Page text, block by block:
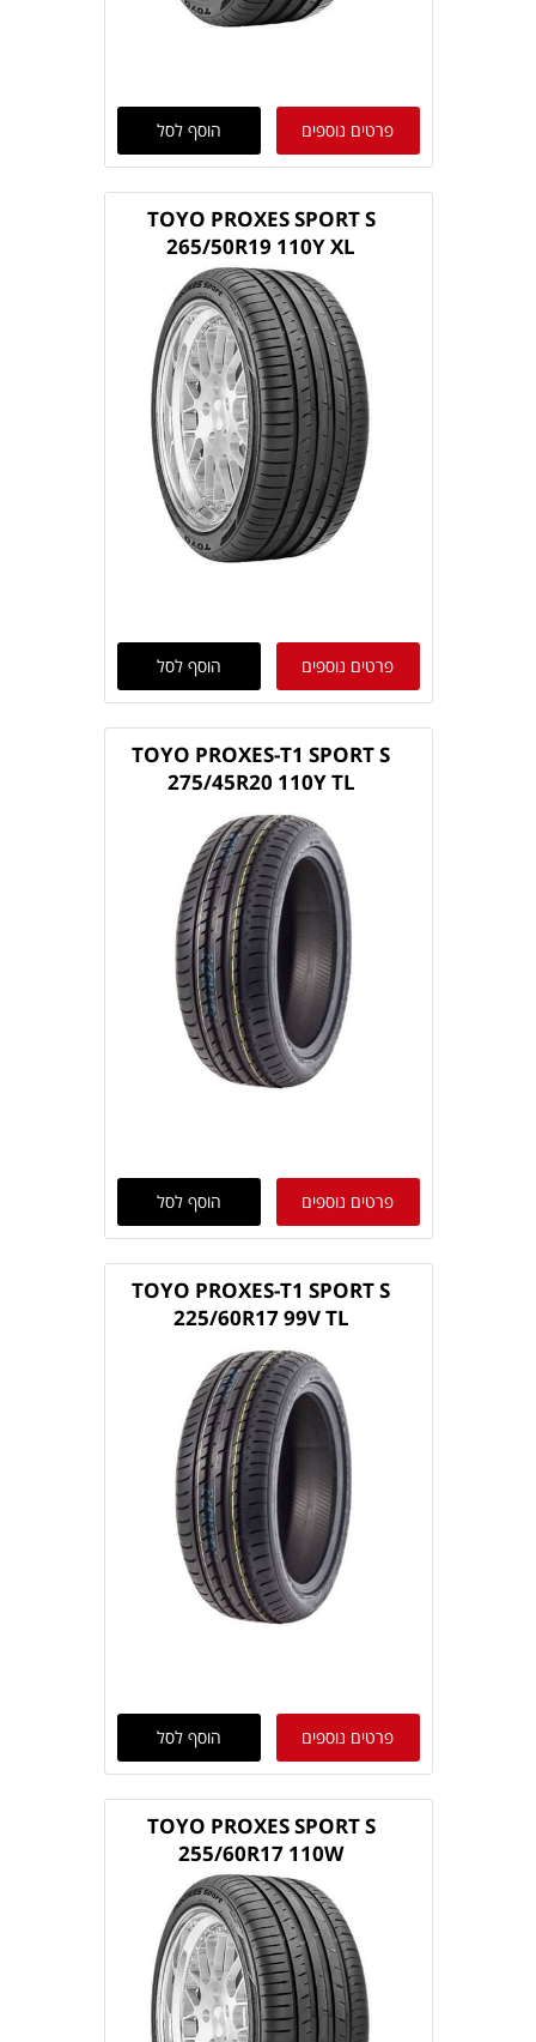
פרטים נוספים הוסף לסל
TOYO PROXES SPORT S
265/50R19 110Y XL
פרטים נוספים הוסף לסל
TOYO PROXES-T1 SPORT S
275/45R20 110Y TL
פרטים נוספים הוסף לסל
TOYO PROXES-T1 SPORT S
225/60R17 99V TL
פרטים נוספים הוסף לסל
TOYO PROXES SPORT S
255/60R17 110W